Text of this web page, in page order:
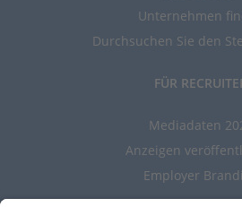
Unternehmen
Durchsuchen Sie den
FÜR
Mediadaten
Anzeigen
Employer